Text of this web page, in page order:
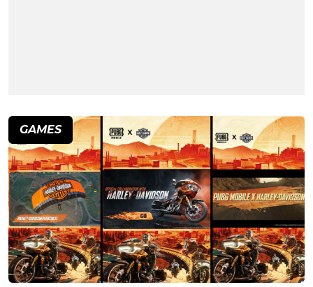
GAMES